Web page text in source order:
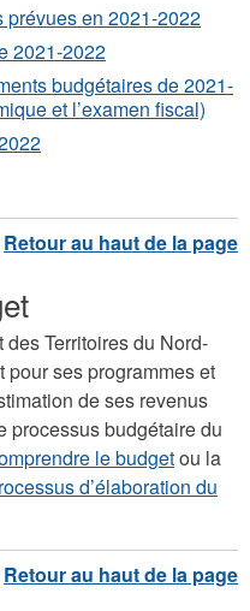
prévues en 2021-2022
2021-2022
budgétaires de 2021-
et l’examen fiscal)
Territoires du Nord-
pour ses programmes et
de ses revenus
processus budgétaire du
le budgetou la
d’élaboration du